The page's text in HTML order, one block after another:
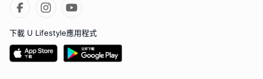
下載 U Lifestyle應用程式